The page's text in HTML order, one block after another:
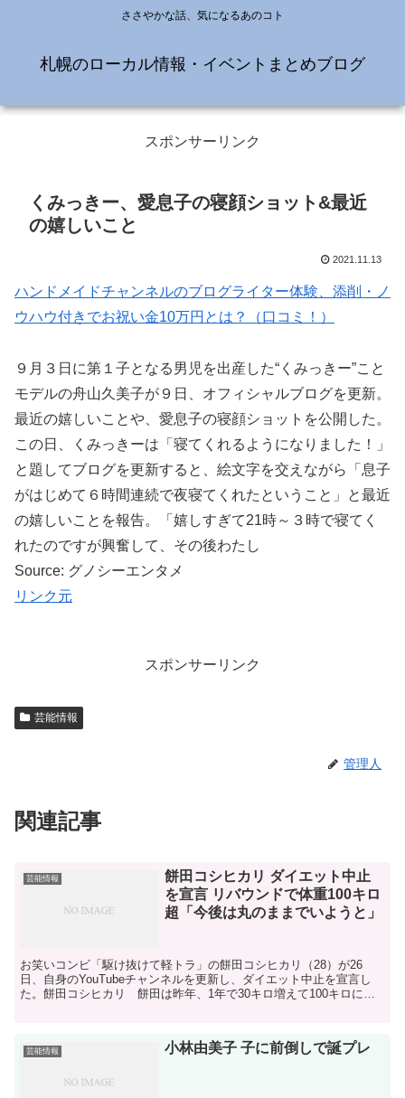
ささやかな話、気になるあのコト
札幌のローカル情報・イベントまとめブログ
スポンサーリンク
くみっきー、愛息子の寝顔ショット&最近
の嬉しいこと
2021.11.13
ハンドメイドチャンネルのブログライター体験、添削・ノ
ウハウ付きでお祝い金10万円とは？（口コミ！）
９月３日に第１子となる男児を出産した“くみっきー”こと
モデルの舟山久美子が９日、オフィシャルブログを更新。
最近の嬉しいことや、愛息子の寝顔ショットを公開した。
この日、くみっきーは「寝てくれるようになりました！」
と題してブログを更新すると、絵文字を交えながら「息子
がはじめて６時間連続で夜寝てくれたということ」と最近
の嬉しいことを報告。「嬉しすぎて21時～３時で寝てく
れたのですが興奮して、その後わたし
Source: グノシーエンタメ
リンク元
スポンサーリンク
芸能情報
管理人
関連記事
芸能情報
餅田コシヒカリ ダイエット中止
を宣言 リバウンドで体重100キロ
超「今後は丸のままでいようと」
お笑いコンビ「駆け抜けて軽トラ」の餅田コシヒカリ（28）が26
日、自身のYouTubeチャンネルを更新し、ダイエット中止を宣言し
た。餅田コシヒカリ 餅田は昨年、1年で30キロ増えて100キロに到
芸能情報 小林由美子 子に前倒しで誕プレ